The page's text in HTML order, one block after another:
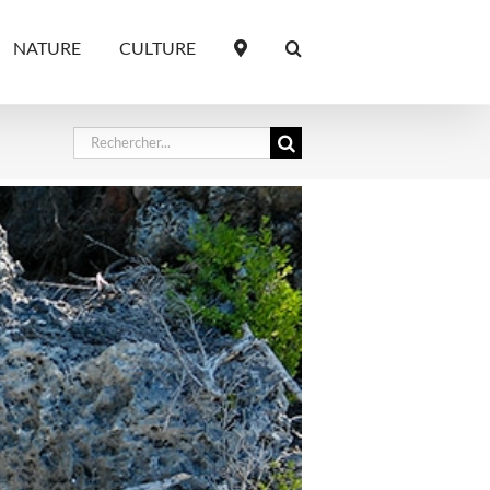
NATURE CULTURE
Rechercher: